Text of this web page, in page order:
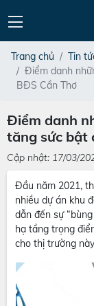
Trang chủ Tin
Điểm danh
BĐS Cần Thơ
Điểm danh
tăng sức bật
Cập nhật: 17/03/
Đầu năm 2021,
nhiều dự án khu
dẫn đến sự
hạ tầng trọng
cho thị trường